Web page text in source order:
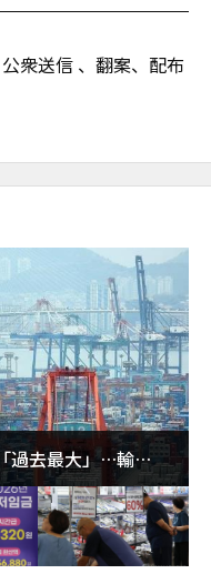
衆送信 、翻案、配布
過去最大」…輸出